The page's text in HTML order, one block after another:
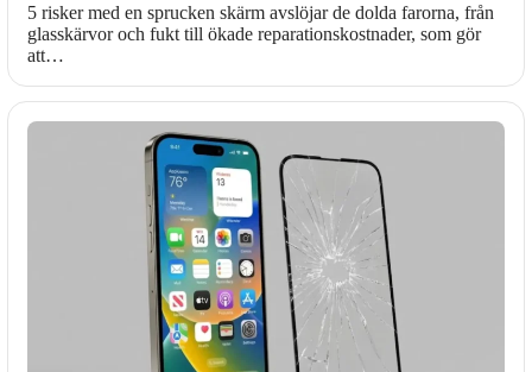
5 risker med en sprucken skärm avslöjar de dolda farorna, från
glasskärvor och fukt till ökade reparationskostnader, som gör
att…